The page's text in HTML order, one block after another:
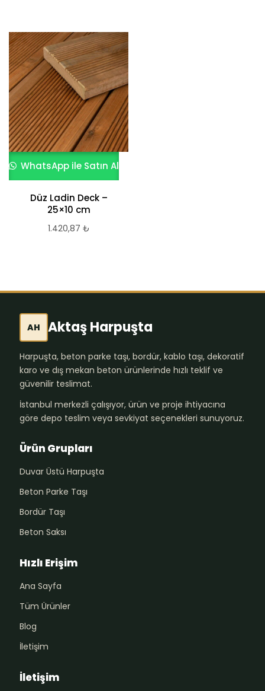
WhatsApp ile Satın Al
Düz Ladin Deck –
25×10 cm
1.420,87 ₺
AH Aktaş Harpuşta
Harpuşta, beton parke taşı, bordür, kablo taşı, dekoratif
karo ve dış mekan beton ürünlerinde hızlı teklif ve
güvenilir teslimat.
İstanbul merkezli çalışıyor, ürün ve proje ihtiyacına
göre depo teslim veya sevkiyat seçenekleri sunuyoruz.
Ürün Grupları
Duvar Üstü Harpuşta
Beton Parke Taşı
Bordür Taşı
Beton Saksı
Hızlı Erişim
Ana Sayfa
Tüm Ürünler
Blog
İletişim
İletişim